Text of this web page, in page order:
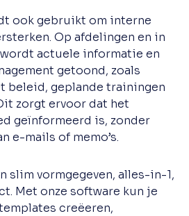
ook gebruikt om interne
Op afdelingen en in
actuele informatie en
getoond, zoals
beleid, geplande trainingen
zorgt ervoor dat het
geïnformeerd is, zonder
e-mails of memo’s.
slim vormgegeven, alles-in-1,
Met onze software kun je
creëeren,